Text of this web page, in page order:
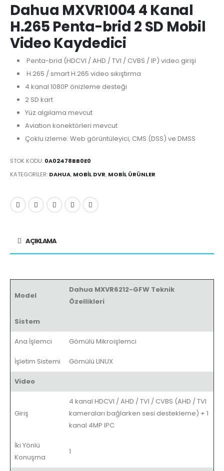
Dahua MXVR1004 4 Kanal
H.265 Penta-brid 2 SD Mobil
Video Kaydedici
Penta-brid (HDCVI / AHD / TVI / CVBS / IP) video girişi
H.265 / smart H.265 video sıkıştırma
4 kanal 1080P önizleme desteği
2 SD kart
Yüz algılama mevcut
Aviation konektörleri mevcut
Çoklu izleme: Web görüntüleyici, CMS (DSS) ve DMSS
STOK KODU: 0A02478BB0E0
KATEGORILER: DAHUA, MOBIL DVR, MOBIL ÜRÜNLER
AÇIKLAMA
Model
Dahua MXVR6212-GFW Teknik
Özellikleri
Sistem
Ana İşlemci Gömülü Mikroişlemci
İşletim Sistemi Gömülü LINUX
Video
Giriş
4 kanal HDCVI / AHD / TVI / CVBS (AHD / TVI
kameraları bağlarken sesi destekleme) + 1
kanal 4MP IPC
İki Yönlü
Konuşma
1